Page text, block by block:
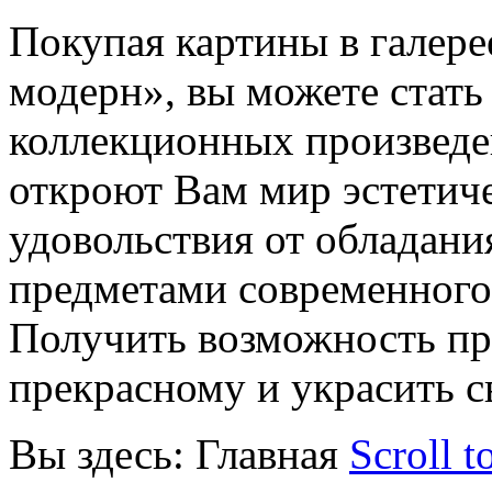
Покупая картины в
модерн», вы можете стать
коллекционных
откроют Вам мир
удовольствия от
предметами
Получить возможность
прекрасному и украсить
Вы здесь: Главная Scroll